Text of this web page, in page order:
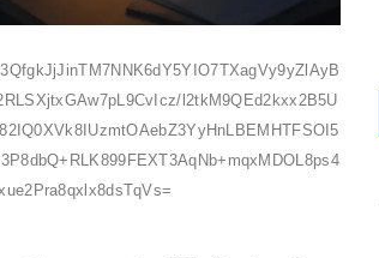
l2tkM9QEd2kxx2B5U